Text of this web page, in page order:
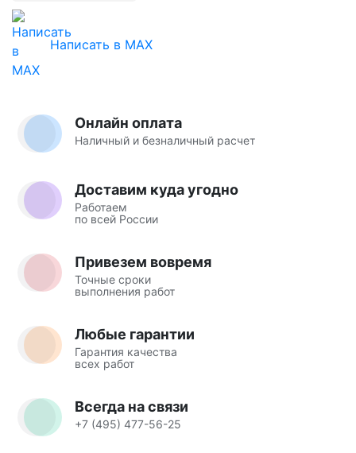
Написать в MAX
Онлайн оплата
Наличный и безналичный расчет
Доставим куда угодно
Работаем
по всей России
Привезем вовремя
Точные сроки
выполнения работ
Любые гарантии
Гарантия качества
всех работ
Всегда на связи
+7 (495) 477-56-25